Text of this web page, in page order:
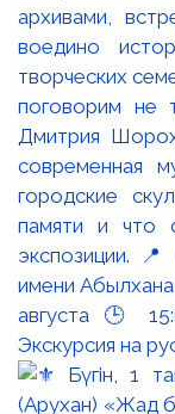
архивами,
воедино
творческих
поговорим не
Дмитрия
современная
городские
памяти и что
экспозиции.
имени
августа 🕒
Экскурсия на